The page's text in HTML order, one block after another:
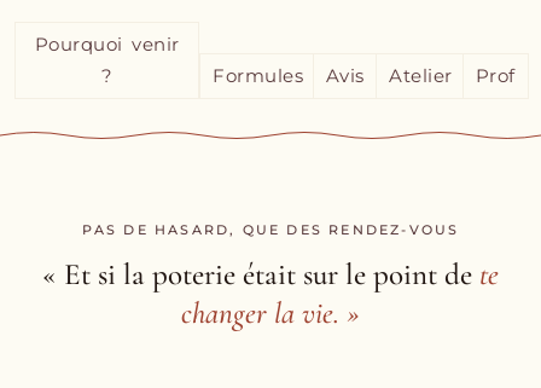
Pourquoi venir
?
Formules Avis Atelier Prof
PAS DE HASARD, QUE DES RENDEZ-VOUS
« Et si la poterie était sur le point de te
changer la vie. »